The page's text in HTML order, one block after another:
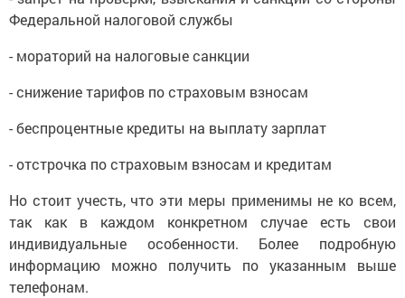
Федеральной налоговой службы
- мораторий на налоговые санкции
- снижение тарифов по страховым взносам
- беспроцентные кредиты на выплату зарплат
- отстрочка по страховым взносам и кредитам
Но стоит учесть, что эти меры применимы не ко всем,
так как в каждом конкретном случае есть свои
индивидуальные особенности. Более подробную
информацию можно получить по указанным выше
телефонам.